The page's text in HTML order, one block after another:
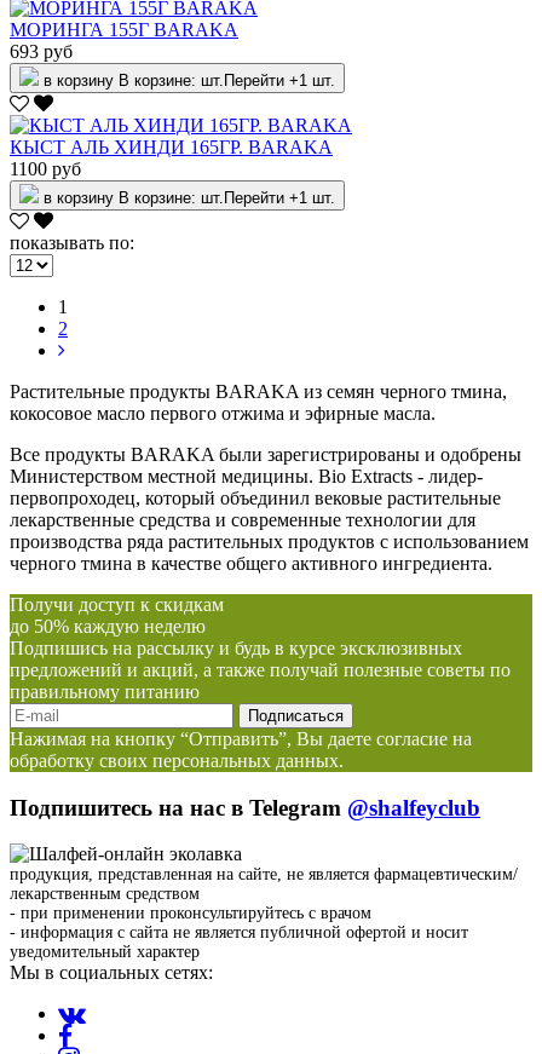
МОРИНГА 155Г BARAKA
693 руб
в корзину В корзине: шт. Перейти +1 шт.
КЫСТ АЛЬ ХИНДИ 165ГР. BARAKA
1100 руб
в корзину В корзине: шт. Перейти +1 шт.
показывать по:
1
2
Растительные продукты BARAKA из семян черного тмина,
кокосовое масло первого отжима и эфирные масла.
Все продукты BARAKA были зарегистрированы и одобрены
Министерством местной медицины. Bio Extracts - лидер-
первопроходец, который объединил вековые растительные
лекарственные средства и современные технологии для
производства ряда растительных продуктов с использованием
черного тмина в качестве общего активного ингредиента.
Получи доступ к скидкам
до 50% каждую неделю
Подпишись на рассылку и будь в курсе эксклюзивных
предложений и акций, а также получай полезные советы по
правильному питанию
Нажимая на кнопку “Отправить”, Вы даете согласие на
обработку своих персональных данных.
Подпишитесь на нас в Telegram @shalfeyclub
продукция, представленная на сайте, не является фармацевтическим/
лекарственным средством
- при применении проконсультируйтесь с врачом
- информация с сайта не является публичной офертой и носит
уведомительный характер
Мы в социальных сетях: